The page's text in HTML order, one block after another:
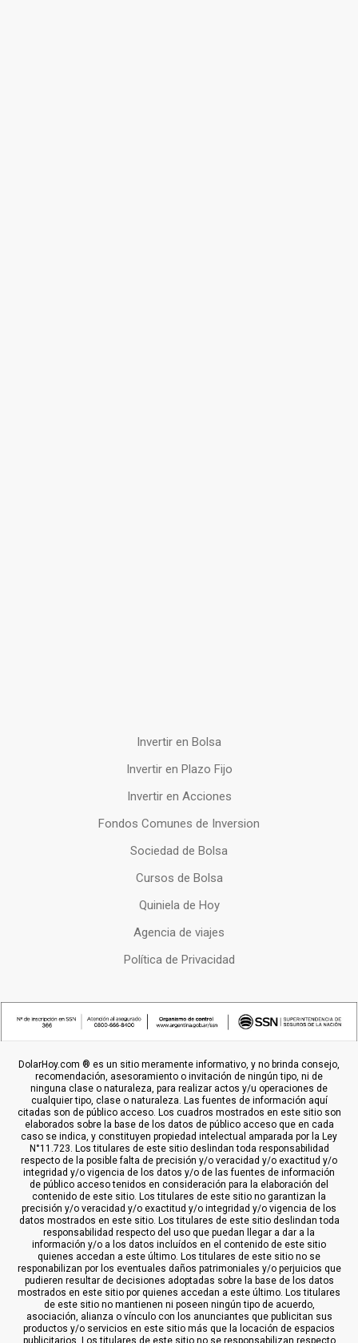
Invertir en Bolsa
Invertir en Plazo Fijo
Invertir en Acciones
Fondos Comunes de Inversion
Sociedad de Bolsa
Cursos de Bolsa
Quiniela de Hoy
Agencia de viajes
Política de Privacidad
DolarHoy.com ® es un sitio meramente informativo, y no brinda consejo,
recomendación, asesoramiento o invitación de ningún tipo, ni de
ninguna clase o naturaleza, para realizar actos y/u operaciones de
cualquier tipo, clase o naturaleza. Las fuentes de información aquí
citadas son de público acceso. Los cuadros mostrados en este sitio son
elaborados sobre la base de los datos de público acceso que en cada
caso se indica, y constituyen propiedad intelectual amparada por la Ley
N°11.723. Los titulares de este sitio deslindan toda responsabilidad
respecto de la posible falta de precisión y/o veracidad y/o exactitud y/o
integridad y/o vigencia de los datos y/o de las fuentes de información
de público acceso tenidos en consideración para la elaboración del
contenido de este sitio. Los titulares de este sitio no garantizan la
precisión y/o veracidad y/o exactitud y/o integridad y/o vigencia de los
datos mostrados en este sitio. Los titulares de este sitio deslindan toda
responsabilidad respecto del uso que puedan llegar a dar a la
información y/o a los datos incluídos en el contenido de este sitio
quienes accedan a este último. Los titulares de este sitio no se
responabilizan por los eventuales daños patrimoniales y/o perjuicios que
pudieren resultar de decisiones adoptadas sobre la base de los datos
mostrados en este sitio por quienes accedan a este último. Los titulares
de este sitio no mantienen ni poseen ningún tipo de acuerdo,
asociación, alianza o vínculo con los anunciantes que publicitan sus
productos y/o servicios en este sitio más que la locación de espacios
publicitarios. Los titulares de este sitio no se responsabilizan respecto